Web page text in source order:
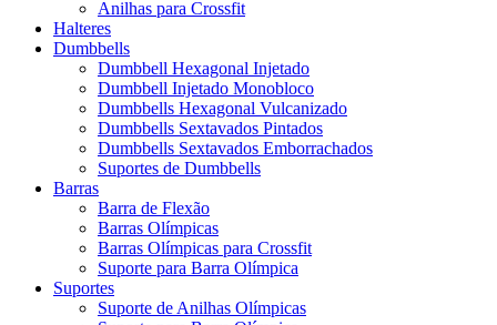
Anilhas para Crossfit
Halteres
Dumbbells
Dumbbell Hexagonal Injetado
Dumbbell Injetado Monobloco
Dumbbells Hexagonal Vulcanizado
Dumbbells Sextavados Pintados
Dumbbells Sextavados Emborrachados
Suportes de Dumbbells
Barras
Barra de Flexão
Barras Olímpicas
Barras Olímpicas para Crossfit
Suporte para Barra Olímpica
Suportes
Suporte de Anilhas Olímpicas